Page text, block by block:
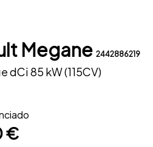
Megane 2442886219
dCi 85 kW (115CV)
€